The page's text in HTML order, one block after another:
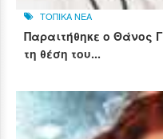
ΤΟΠΙΚΑ ΝΕΑ
Παραιτήθηκε ο Θάνος
τη θέση του...